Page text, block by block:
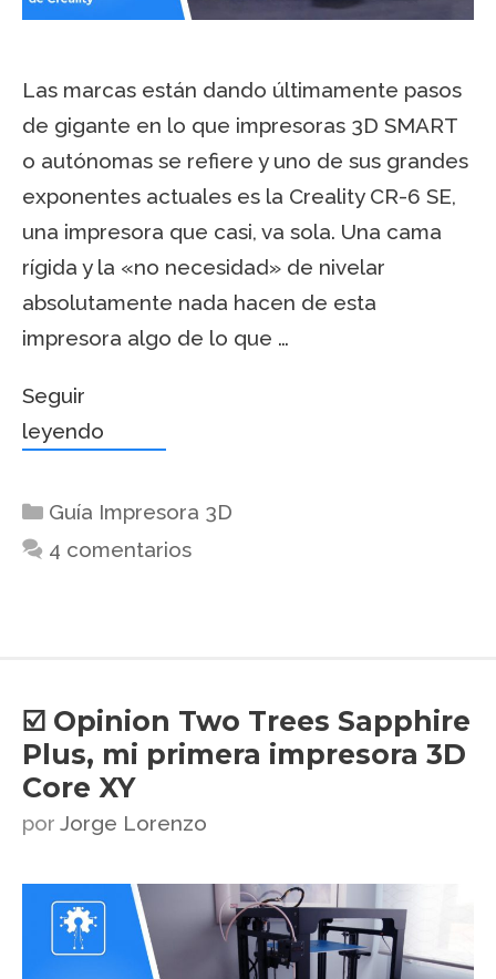
Las marcas están dando últimamente pasos
de gigante en lo que impresoras 3D SMART
o autónomas se refiere y uno de sus grandes
exponentes actuales es la Creality CR-6 SE,
una impresora que casi, va sola. Una cama
rígida y la «no necesidad» de nivelar
absolutamente nada hacen de esta
impresora algo de lo que …
Seguir
leyendo
Guía Impresora 3D
4 comentarios
☑️ Opinion Two Trees Sapphire
Plus, mi primera impresora 3D
Core XY
por Jorge Lorenzo